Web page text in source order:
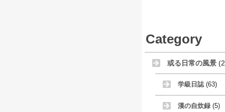
Category
或る日常の風景
学級日誌(63)
漢の自炊録 (5)